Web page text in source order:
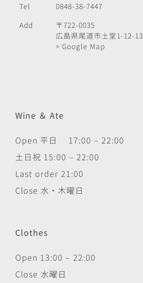
Tel
0848-38-7447
Add
〒722-0035
広島県尾道市土堂1-12-13
> Google Map
Wine ＆ Ate
Open 平日 17:00 – 22:00
土日祝 15:00 – 22:00
Last order 21:00
Close 水・木曜日
Clothes
Open 13:00 – 22:00
Close 水曜日